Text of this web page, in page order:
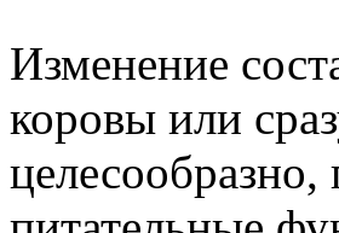
Изменение
коровы или
целесообразно,